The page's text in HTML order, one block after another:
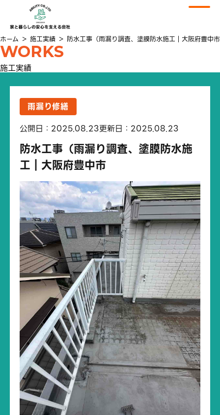
ホーム ＞ 施工実績 ＞ 防水工事（雨漏り調査、塗膜防水施工｜大阪府豊中市
WORKS
施工実績
雨漏り修繕
公開日：2025.08.23更新日：2025.08.23
防水工事（雨漏り調査、塗膜防水施
工｜大阪府豊中市